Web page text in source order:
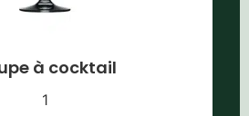
à cocktail
1